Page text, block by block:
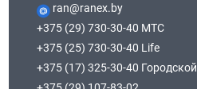
ran@ranex.by
+375 (29) 730-30-40 МТС
+375 (25) 730-30-40 Life
+375 (17) 325-30-40 Городской